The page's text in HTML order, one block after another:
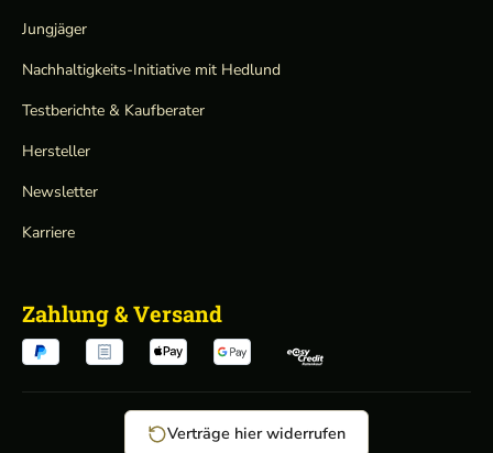
Jungjäger
Nachhaltigkeits-Initiative mit Hedlund
Testberichte & Kaufberater
Hersteller
Newsletter
Karriere
Zahlung & Versand
Verträge hier widerrufen